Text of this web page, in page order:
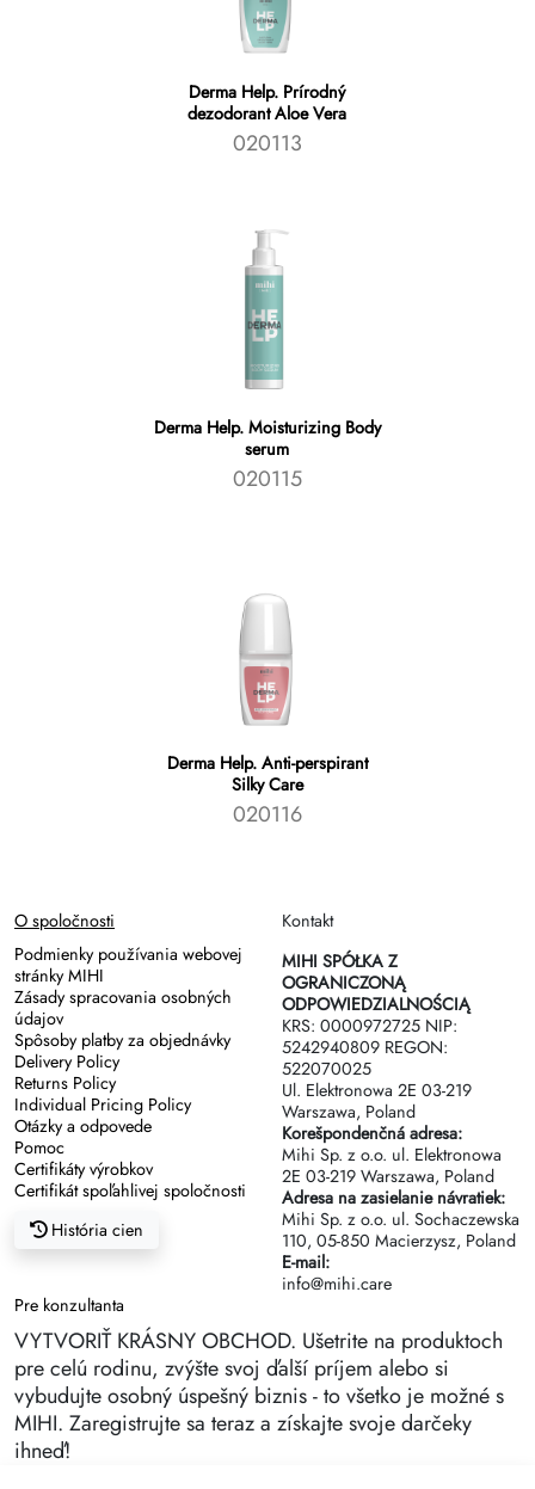
Derma Help. Prírodný
dezodorant Aloe Vera
020113
Derma Help. Moisturizing Body
serum
020115
Derma Help. Аnti-perspirant
Silky Care
020116
O spoločnosti
Podmienky používania webovej
stránky MIHI
Zásady spracovania osobných
údajov
Spôsoby platby za objednávky
Delivery Policy
Returns Policy
Individual Pricing Policy
Otázky a odpovede
Pomoc
Certifikáty výrobkov
Certifikát spoľahlivej spoločnosti
História cien
Kontakt
MIHI SPÓŁKA Z
OGRANICZONĄ
ODPOWIEDZIALNOŚCIĄ
KRS: 0000972725 NIP:
5242940809 REGON:
522070025
Ul. Elektronowa 2Е 03-219
Warszawa, Poland
Korešpondenčná adresa:
Mihi Sp. z o.o. ul. Elektronowa
2Е 03-219 Warszawa, Poland
Adresa na zasielanie návratiek:
Mihi Sp. z o.o. ul. Sochaczewska
110, 05-850 Macierzysz, Poland
E-mail:
info@mihi.care
Pre konzultanta
VYTVORIŤ KRÁSNY OBCHOD. Ušetrite na produktoch
pre celú rodinu, zvýšte svoj ďalší príjem alebo si
vybudujte osobný úspešný biznis - to všetko je možné s
MIHI. Zaregistrujte sa teraz a získajte svoje darčeky
ihneď!